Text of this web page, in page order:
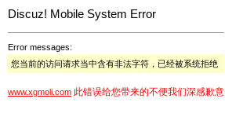
Discuz! Mobile System Error
Error messages:
您当前的访问请求当中含有非法字符，已经被系统拒绝
www.xgmoli.com 此错误给您带来的不便我们深感歉意